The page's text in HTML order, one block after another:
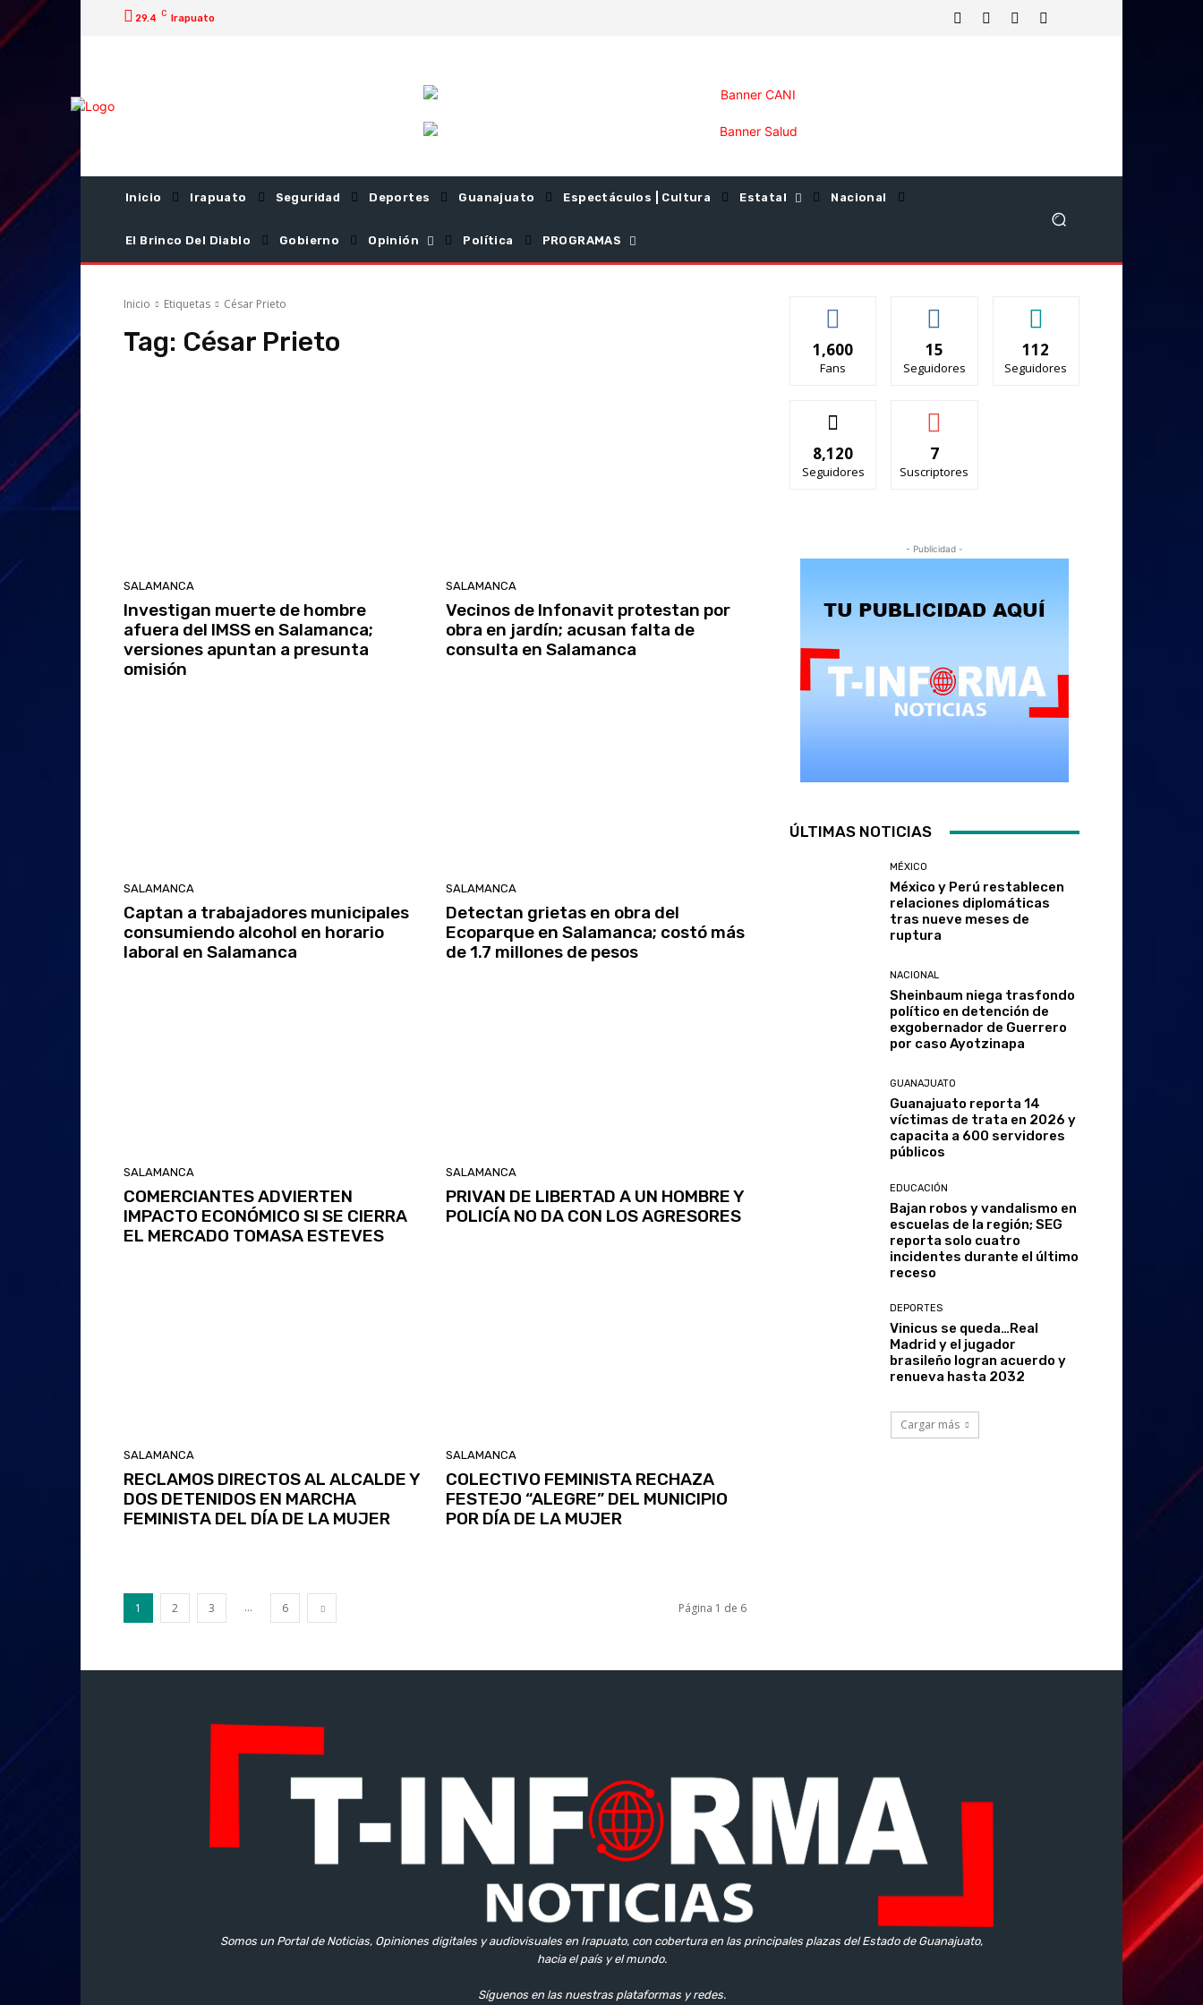
29.4 C Irapuato
Inicio Irapuato Seguridad Deportes Guanajuato Espectáculos | Cultura Estatal Nacional
El Brinco Del Diablo Gobierno Opinión Política PROGRAMAS
Inicio Etiquetas César Prieto
Tag: César Prieto
SALAMANCA
Investigan muerte de hombre
afuera del IMSS en Salamanca;
versiones apuntan a presunta
omisión
SALAMANCA
Vecinos de Infonavit protestan por
obra en jardín; acusan falta de
consulta en Salamanca
SALAMANCA
Captan a trabajadores municipales
consumiendo alcohol en horario
laboral en Salamanca
SALAMANCA
Detectan grietas en obra del
Ecoparque en Salamanca; costó más
de 1.7 millones de pesos
SALAMANCA
COMERCIANTES ADVIERTEN
IMPACTO ECONÓMICO SI SE CIERRA
EL MERCADO TOMASA ESTEVES
SALAMANCA
PRIVAN DE LIBERTAD A UN HOMBRE Y
POLICÍA NO DA CON LOS AGRESORES
SALAMANCA
RECLAMOS DIRECTOS AL ALCALDE Y
DOS DETENIDOS EN MARCHA
FEMINISTA DEL DÍA DE LA MUJER
SALAMANCA
COLECTIVO FEMINISTA RECHAZA
FESTEJO “ALEGRE” DEL MUNICIPIO
POR DÍA DE LA MUJER
1 2 3 ... 6 Página 1 de 6
1,600
Fans
15
Seguidores
112
Seguidores
8,120
Seguidores
7
Suscriptores
- Publicidad -
ÚLTIMAS NOTICIAS
MÉXICO
México y Perú restablecen
relaciones diplomáticas
tras nueve meses de
ruptura
NACIONAL
Sheinbaum niega trasfondo
político en detención de
exgobernador de Guerrero
por caso Ayotzinapa
GUANAJUATO
Guanajuato reporta 14
víctimas de trata en 2026 y
capacita a 600 servidores
públicos
EDUCACIÓN
Bajan robos y vandalismo en
escuelas de la región; SEG
reporta solo cuatro
incidentes durante el último
receso
DEPORTES
Vinicus se queda…Real
Madrid y el jugador
brasileño logran acuerdo y
renueva hasta 2032
Cargar más
Somos un Portal de Noticias, Opiniones digitales y audiovisuales en Irapuato, con cobertura en las principales plazas del Estado de Guanajuato,
hacia el país y el mundo.
Síguenos en las nuestras plataformas y redes.